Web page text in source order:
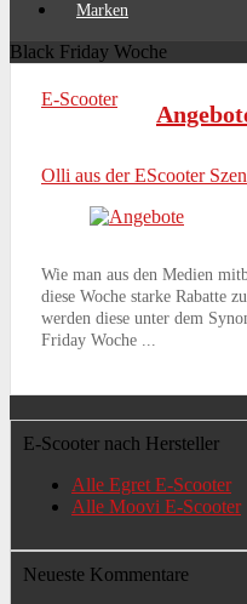
Marken
Black Friday Woche
E-Scooter
Olli aus der EScooter
Wie man aus den Medien
diese Woche starke Rabatte
werden diese unter dem
Friday Woche ...
E-Scooter nach Hersteller
Alle Egret E-Scooter
Alle Moovi E-Scooter
Neueste Kommentare